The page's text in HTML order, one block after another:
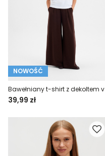
NOWOŚĆ
Bawełniany t-shirt z dekoltem v
39,99 zł